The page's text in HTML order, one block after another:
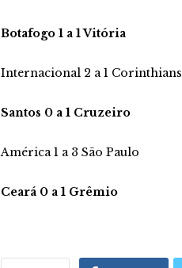
Botafogo 1 a 1 Vitória
Internacional 2 a 1 Corinthians
Santos 0 a 1 Cruzeiro
América 1 a 3 São Paulo
Ceará 0 a 1 Grêmio